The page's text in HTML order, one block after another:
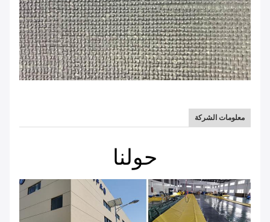
معلومات الشركة
حولنا